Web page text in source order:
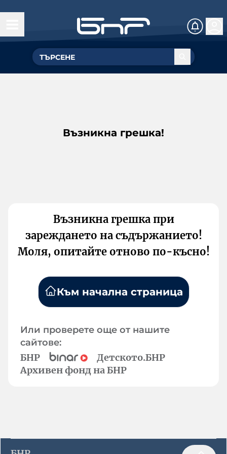
Възникна грешка!
Възникна грешка при
зареждането на съдържанието!
Моля, опитайте отново по-късно!
Към начална страница
Или проверете още от нашите
сайтове:
БНР
Детското.БНР
Архивен фонд на БНР